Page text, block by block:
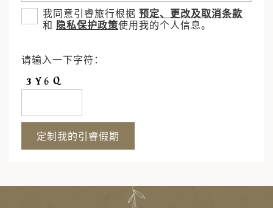
我同意引睿旅行根据 预定、更改及取消条款
和
隐私保护政策使用我的个人信息。
请输入一下字符：